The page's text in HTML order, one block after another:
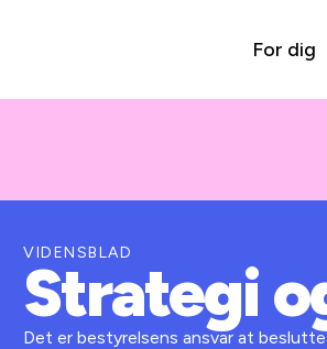
For dig
VIDENSBLAD
Strategi
Det er bestyrelsens ansvar at